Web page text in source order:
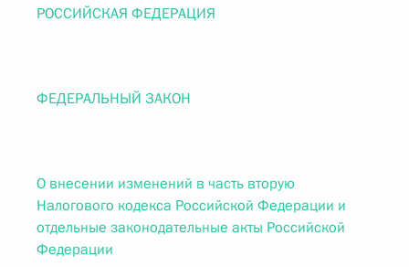
РОССИЙСКАЯ ФЕДЕРАЦИЯ
ФЕДЕРАЛЬНЫЙ ЗАКОН
О внесении изменений в часть вторую
Налогового кодекса Российской Федерации и
отдельные законодательные акты Российской
Федерации